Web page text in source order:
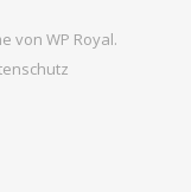
von WP Royal.